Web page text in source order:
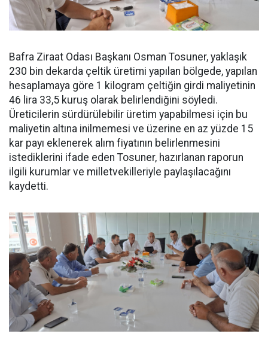
Bafra Ziraat Odası Başkanı Osman Tosuner, yaklaşık
230 bin dekarda çeltik üretimi yapılan bölgede, yapılan
hesaplamaya göre 1 kilogram çeltiğin girdi maliyetinin
46 lira 33,5 kuruş olarak belirlendiğini söyledi.
Üreticilerin sürdürülebilir üretim yapabilmesi için bu
maliyetin altına inilmemesi ve üzerine en az yüzde 15
kar payı eklenerek alım fiyatının belirlenmesini
istediklerini ifade eden Tosuner, hazırlanan raporun
ilgili kurumlar ve milletvekilleriyle paylaşılacağını
kaydetti.